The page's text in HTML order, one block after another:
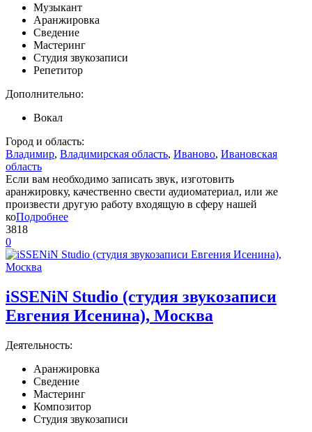
Музыкант
Аранжировка
Сведение
Мастеринг
Студия звукозаписи
Репетитор
Дополнительно:
Вокал
Город и область:
Владимир, Владимирская область, Иваново, Ивановская
область
Если вам необходимо записать звук, изготовить
аранжировку, качественно свести аудиоматериал, или же
произвести другую работу входящую в сферу нашей
коПодробнее
3818
0
iSSENiN Studio (студия звукозаписи
Евгения Исенина), Москва
Деятельность:
Аранжировка
Сведение
Мастеринг
Композитор
Студия звукозаписи